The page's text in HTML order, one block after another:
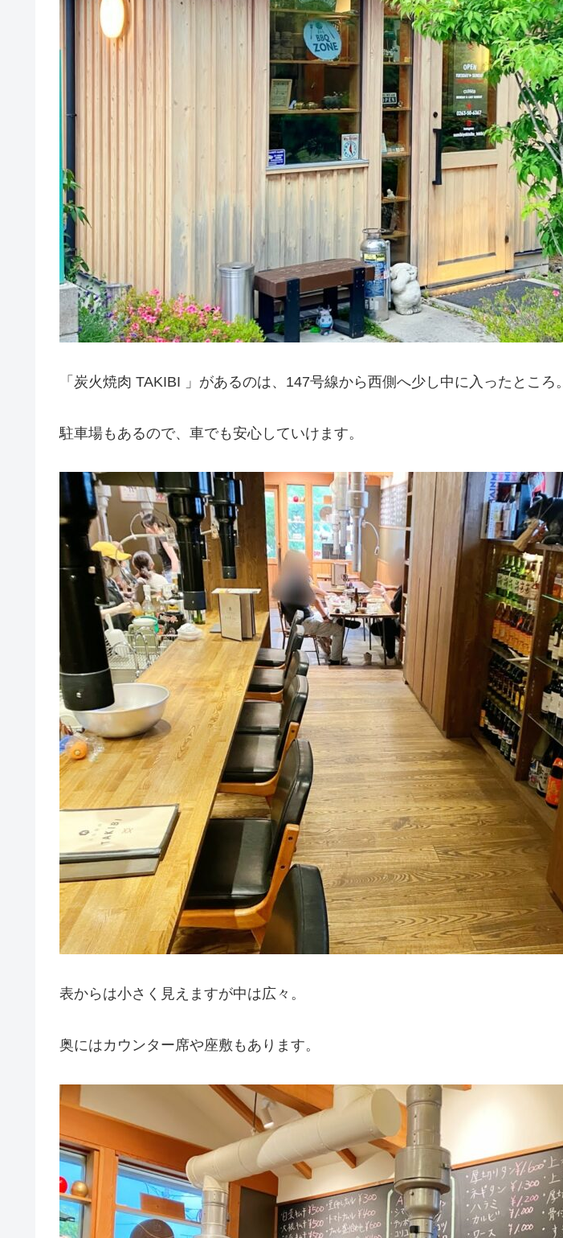
「炭火焼肉 TAKIBI 」があるのは、147号線から西側へ少し中に入ったところ。
駐車場もあるので、車でも安心していけます。
表からは小さく見えますが中は広々。
奥にはカウンター席や座敷もあります。